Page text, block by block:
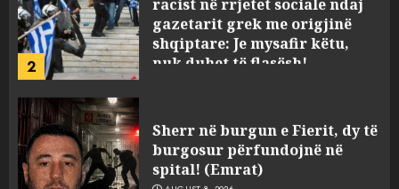
2
shqiptare: Je mysafir këtu,
nuk duhet të flasësh!
AUGUST 8, 2026
3
burgosur përfundojnë në
spital! (Emrat)
AUGUST 8, 2026